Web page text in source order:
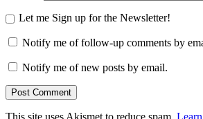
Let me Sign up for the Newsletter!
Notify me of follow-up comments by
Notify me of new posts by email.
This site uses Akismet to reduce spam.